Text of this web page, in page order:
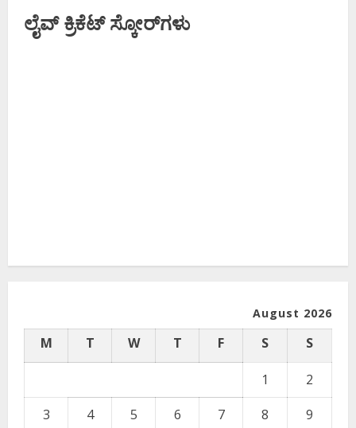
ಲೈವ್ ಕ್ರಿಕೆಟ್ ಸ್ಕೋರ್‌ಗಳು
August 2026
M T W T F S S
1
2
3
4 5 6 7 8
9